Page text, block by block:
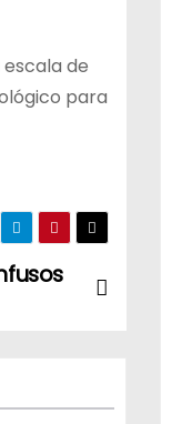
de
para